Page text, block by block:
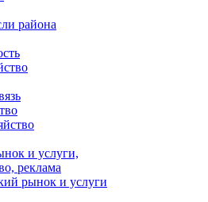
района
и услуги,
реклама
рынок и услуги